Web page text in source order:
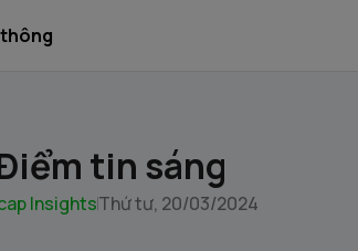
tin sáng
InsightsThứ tư, 20/03/2024